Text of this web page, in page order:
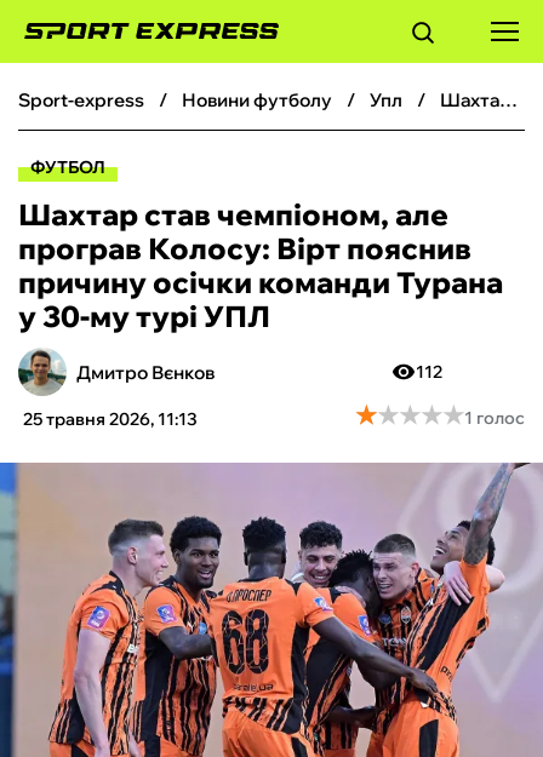
ФУТБОЛ
БОКС
ХОКЕЙ
ТЕНІС
КІБЕРСПОРТ
ЧС-2026
ФУТЗАЛ
ІНШІ
БУКМЕКЕРИ
sport-express новини футболу упл Шахтар став чемпіоном, але програв Колосу: Вірт пояснив причину осічки команди Турана у 30-му турі УПЛ
ФУТБОЛ
Шахтар став чемпіоном, але
програв Колосу: Вірт пояснив
причину осічки команди Турана
у 30-му турі УПЛ
Дмитро Вєнков
25 травня 2026, 11:13
112
★★★★★
★★★★★1 голос